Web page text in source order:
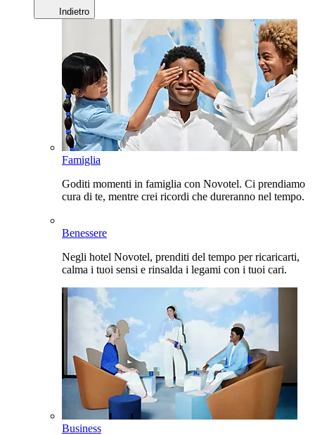
Indietro
Famiglia
Goditi momenti in famiglia con Novotel. Ci prendiamo
cura di te, mentre crei ricordi che dureranno nel tempo.
Benessere
Negli hotel Novotel, prenditi del tempo per ricaricarti,
calma i tuoi sensi e rinsalda i legami con i tuoi cari.
Business